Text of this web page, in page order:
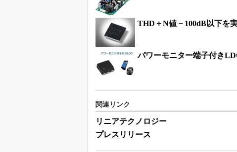
THD＋N値－100dB以下を
パワーモニター端子付き
関連リンク
リニアテクノロジー
プレスリリース